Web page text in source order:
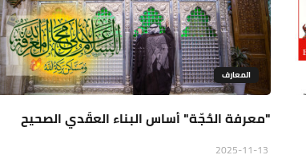
المعارف
"معرفة الحُجّة" أساس البناء العقَدي الصحيح